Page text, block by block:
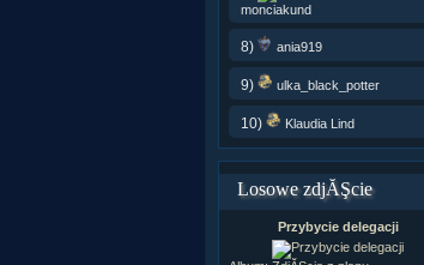
monciakund
8) ania919
9) ulka_black_potter
10) Klaudia Lind
Losowe zdjĂŞcie
Przybycie delegacji